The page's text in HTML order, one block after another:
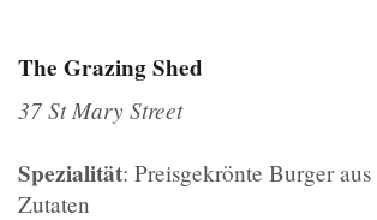
The Grazing Shed
37 St Mary Street
Spezialität: Preisgekrönte Burger
Zutaten